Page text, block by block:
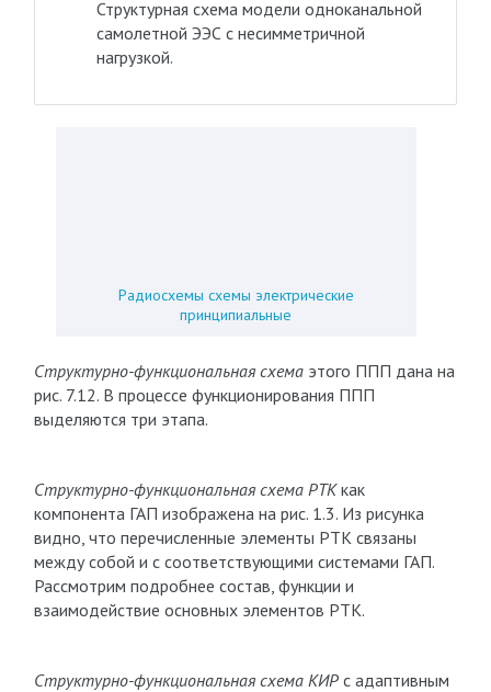
Структурная схема модели одноканальной
самолетной ЭЭС с несимметричной
нагрузкой.
Радиосхемы схемы электрические
принципиальные
Структурно-функциональная схемаэтого ППП дана на
рис. 7.12. В процессе функционирования ППП
выделяются три этапа.
Структурно-функциональная схема РТКкак
компонента ГАП изображена на рис. 1.3. Из рисунка
видно, что перечисленные элементы РТК связаны
между собой и с соответствующими системами ГАП.
Рассмотрим подробнее состав, функции и
взаимодействие основных элементов РТК.
Структурно-функциональная схема КИРс адаптивным